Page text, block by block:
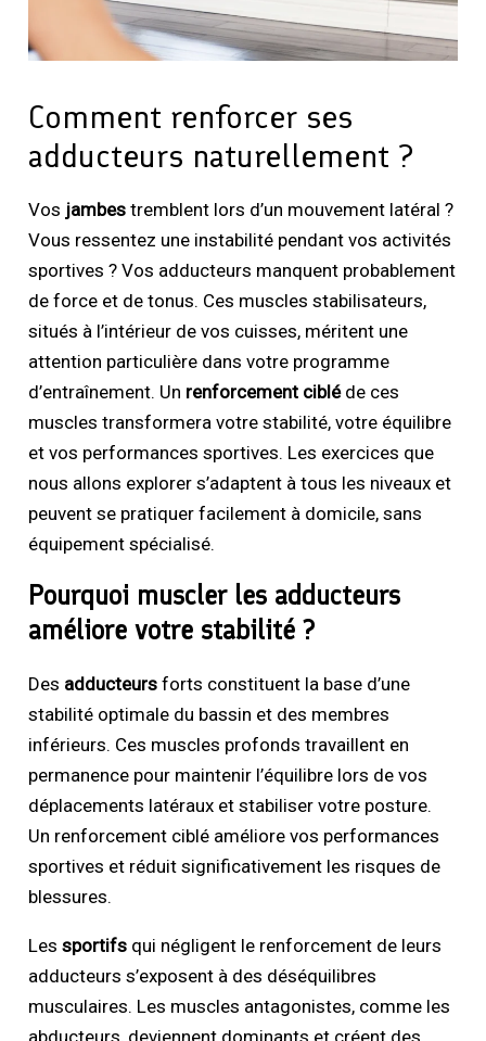
Comment renforcer ses
adducteurs naturellement ?
Vos jambes tremblent lors d’un mouvement latéral ?
Vous ressentez une instabilité pendant vos activités
sportives ? Vos adducteurs manquent probablement
de force et de tonus. Ces muscles stabilisateurs,
situés à l’intérieur de vos cuisses, méritent une
attention particulière dans votre programme
d’entraînement. Un renforcement cibléde ces
muscles transformera votre stabilité, votre équilibre
et vos performances sportives. Les exercices que
nous allons explorer s’adaptent à tous les niveaux et
peuvent se pratiquer facilement à domicile, sans
équipement spécialisé.
Pourquoi muscler les adducteurs
améliore votre stabilité ?
Des adducteurs forts constituent la base d’une
stabilité optimale du bassin et des membres
inférieurs. Ces muscles profonds travaillent en
permanence pour maintenir l’équilibre lors de vos
déplacements latéraux et stabiliser votre posture.
Un renforcement ciblé améliore vos performances
sportives et réduit significativement les risques de
blessures.
Lessportifs qui négligent le renforcement de leurs
adducteurs s’exposent à des déséquilibres
musculaires. Les muscles antagonistes, comme les
abducteurs, deviennent dominants et créent des